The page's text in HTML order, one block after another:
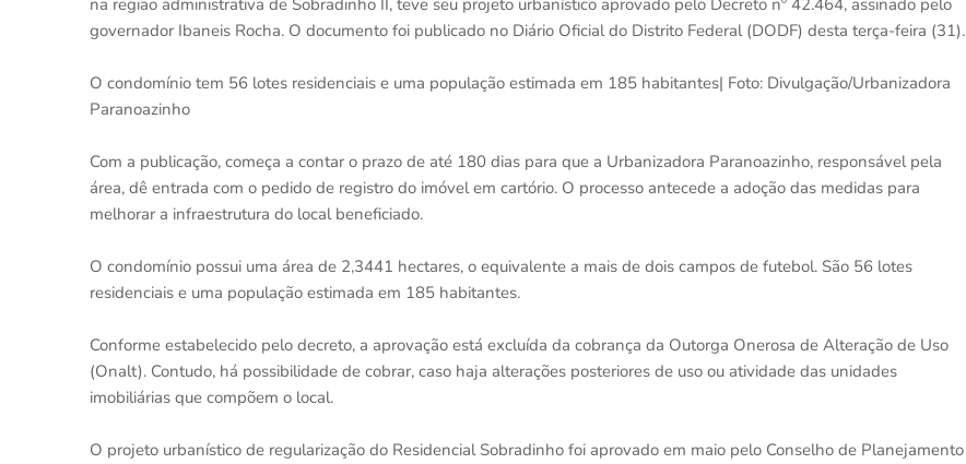
na região administrativa de Sobradinho II, teve seu projeto urbanístico aprovado pelo Decreto nº 42.464, assinado pelo
governador Ibaneis Rocha. O documento foi publicado no Diário Oficial do Distrito Federal (DODF) desta terça-feira (31).
O condomínio tem 56 lotes residenciais e uma população estimada em 185 habitantes| Foto: Divulgação/Urbanizadora
Paranoazinho
Com a publicação, começa a contar o prazo de até 180 dias para que a Urbanizadora Paranoazinho, responsável pela
área, dê entrada com o pedido de registro do imóvel em cartório. O processo antecede a adoção das medidas para
melhorar a infraestrutura do local beneficiado.
O condomínio possui uma área de 2,3441 hectares, o equivalente a mais de dois campos de futebol. São 56 lotes
residenciais e uma população estimada em 185 habitantes.
Conforme estabelecido pelo decreto, a aprovação está excluída da cobrança da Outorga Onerosa de Alteração de Uso
(Onalt). Contudo, há possibilidade de cobrar, caso haja alterações posteriores de uso ou atividade das unidades
imobiliárias que compõem o local.
O projeto urbanístico de regularização do Residencial Sobradinho foi aprovado em maio pelo Conselho de Planejamento